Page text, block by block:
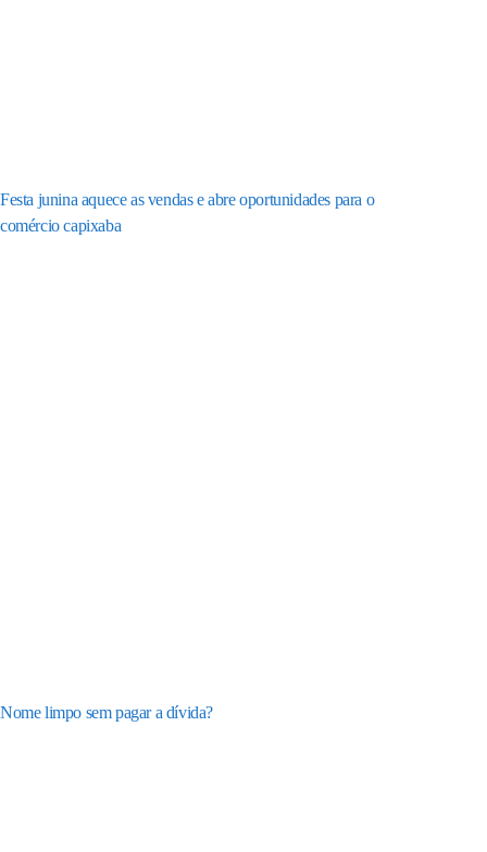
Festa junina aquece as vendas e abre oportunidades para o
comércio capixaba
Nome limpo sem pagar a dívida?